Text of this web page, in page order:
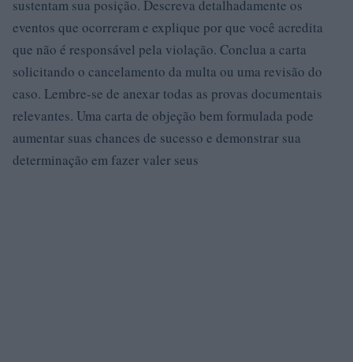
sustentam sua posição. Descreva detalhadamente os
eventos que ocorreram e explique por que você acredita
que não é responsável pela violação. Conclua a carta
solicitando o cancelamento da multa ou uma revisão do
caso. Lembre-se de anexar todas as provas documentais
relevantes. Uma carta de objeção bem formulada pode
aumentar suas chances de sucesso e demonstrar sua
determinação em fazer valer seus